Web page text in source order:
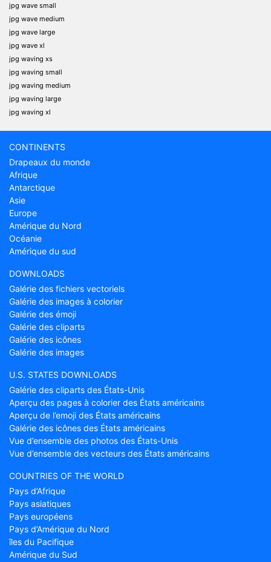
jpg wave small
jpg wave medium
jpg wave large
jpg wave xl
jpg waving xs
jpg waving small
jpg waving medium
jpg waving large
jpg waving xl
CONTINENTS
Drapeaux du monde
Afrique
Antarctique
Asie
Europe
Amérique du Nord
Océanie
Amérique du sud
DOWNLOADS
Galérie des fichiers vectoriels
Galérie des images à colorier
Galérie des émoji
Galérie des cliparts
Galérie des icônes
Galérie des images
U.S. STATES DOWNLOADS
Galérie des cliparts des États-Unis
Aperçu des pages à colorier des États américains
Aperçu de l’emoji des États américains
Galérie des icônes des États américains
Vue d’ensemble des photos des États-Unis
Vue d’ensemble des vecteurs des États américains
COUNTRIES OF THE WORLD
Pays d’Afrique
Pays asiatiques
Pays européens
Pays d’Amérique du Nord
îles du Pacifique
Amérique du Sud